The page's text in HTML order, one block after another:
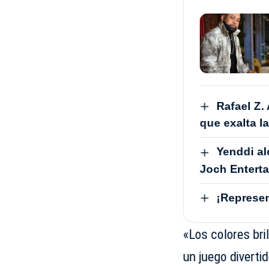
Rafael
que exalta
Yenddi
Joch
«Los colores
un juego